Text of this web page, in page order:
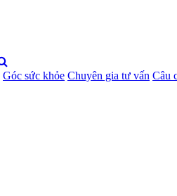
Góc sức khỏe Chuyên gia tư vấn Câu